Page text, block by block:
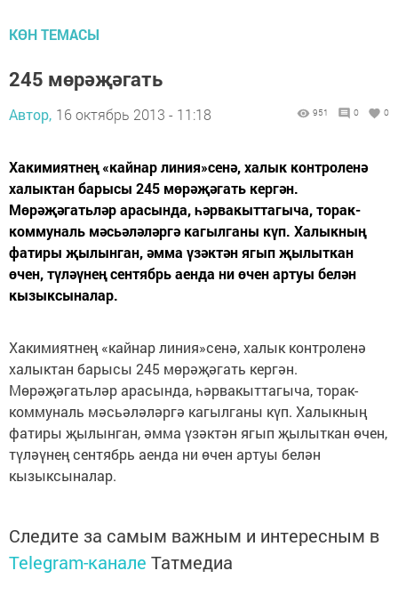
КӨН ТЕМАСЫ
245 мөрәҗәгать
Автор, 16 октябрь 2013 - 11:18 951 0 0
Хакимиятнең «кайнар линия»сенә, халык контроленә
халыктан барысы 245 мөрәҗәгать кергән.
Мөрәҗәгатьләр арасында, һәрвакыттагыча, торак-
коммуналь мәсьәләләргә кагылганы күп. Халыкның
фатиры җылынган, әмма үзәктән ягып җылыткан
өчен, түләүнең сентябрь аенда ни өчен артуы белән
кызыксыналар.
Хакимиятнең «кайнар линия»сенә, халык контроленә
халыктан барысы 245 мөрәҗәгать кергән.
Мөрәҗәгатьләр арасында, һәрвакыттагыча, торак-
коммуналь мәсьәләләргә кагылганы күп. Халыкның
фатиры җылынган, әмма үзәктән ягып җылыткан өчен,
түләүнең сентябрь аенда ни өчен артуы белән
кызыксыналар.
Следите за самым важным и интересным в
Telegram-канале Татмедиа